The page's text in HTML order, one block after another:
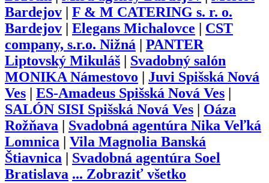
Bardejov
F & M CATERING s. r. o.
Bardejov
Elegans Michalovce
CST
company, s.r.o. Nižná
PANTER
Liptovský Mikuláš
Svadobný salón
MONIKA Námestovo
Juvi Spišská Nová
Ves
ES-Amadeus Spišská Nová Ves
SALÓN SISI Spišská Nová Ves
Oáza
Rožňava
Svadobná agentúra Nika Veľká
Lomnica
Vila Magnolia Banská
Štiavnica
Svadobná agentúra Soel
Bratislava ... Zobraziť všetko